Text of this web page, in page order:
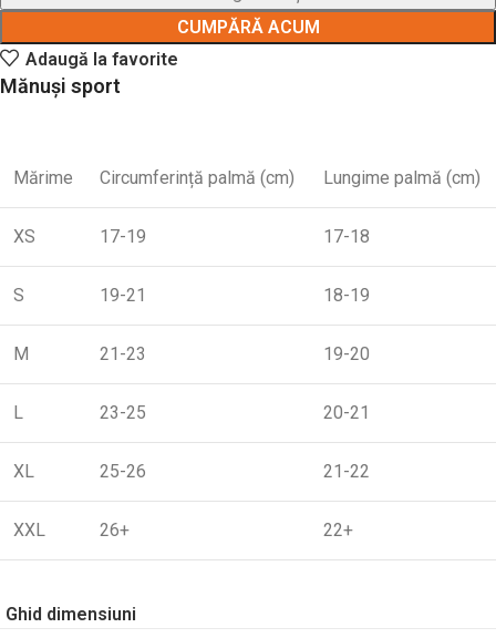
CUMPĂRĂ ACUM
Adaugă la favorite
Mănuși sport
Mărime Circumferință palmă (cm) Lungime palmă (cm)
XS 17-19 17-18
S 19-21 18-19
M 21-23 19-20
L 23-25 20-21
XL 25-26 21-22
XXL 26+ 22+
Ghid dimensiuni